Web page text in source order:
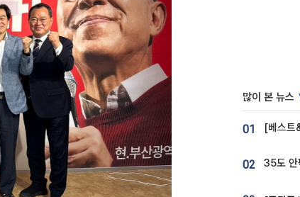
많이 본 뉴스
01
02